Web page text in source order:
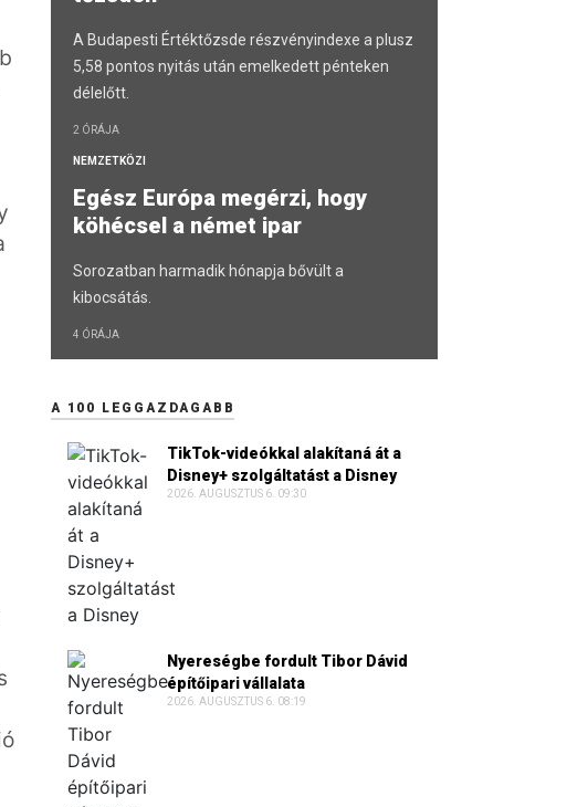
A Budapesti Értéktőzsde részvényindexe a plusz
5,58 pontos nyitás után emelkedett pénteken
délelőtt.
2 ÓRÁJA
NEMZETKÖZI
Egész Európa megérzi, hogy
köhécsel a német ipar
Sorozatban harmadik hónapja bővült a
kibocsátás.
4 ÓRÁJA
A 100 LEGGAZDAGABB
TikTok-videókkal alakítaná át a
Disney+ szolgáltatást a Disney
2026. AUGUSZTUS 6. 09:30
Nyereségbe fordult Tibor Dávid
építőipari vállalata
2026. AUGUSZTUS 6. 08:19